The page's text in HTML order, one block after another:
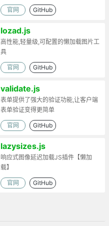
工作。
官网 GitHub
lozad.js
高性能,轻量级,可配置的懒加载图片工
具
官网 GitHub
validate.js
表单提供了强大的验证功能,让客户端
表单验证变得更简单
官网 GitHub
lazysizes.js
响应式图像延迟加载JS插件【懒加
载】
官网 GitHub